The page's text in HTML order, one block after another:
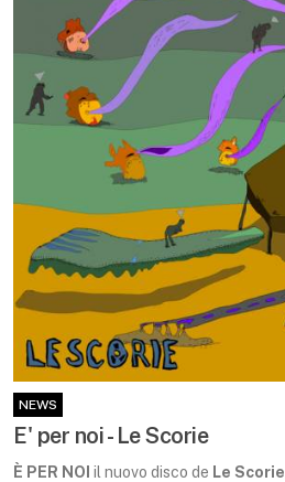
NEWS
E' per noi - Le Scorie
È PER NOI il nuovo disco de Le Scorie